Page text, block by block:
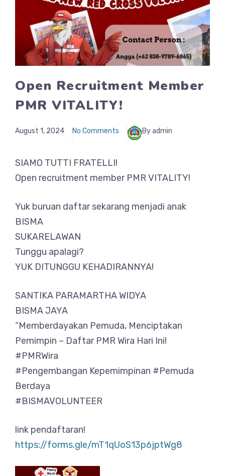
Open Recruitment Member
PMR VITALITY!
August 1, 2024 No Comments By admin
SIAMO TUTTI FRATELLI!
Open recruitment member PMR VITALITY!
Yuk buruan daftar sekarang menjadi anak
BISMA
SUKARELAWAN
Tunggu apalagi?
YUK DITUNGGU KEHADIRANNYA!
SANTIKA PARAMARTHA WIDYA
BISMA JAYA
“Memberdayakan Pemuda, Menciptakan
Pemimpin – Daftar PMR Wira Hari Ini!
#PMRWira
#Pengembangan Kepemimpinan #Pemuda
Berdaya
#BISMAVOLUNTEER
link pendaftaran!
https://forms.gle/mT1qUoS13p6jptWg8